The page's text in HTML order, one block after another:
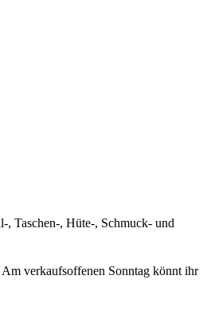
Taschen-, Hüte-, Schmuck- und
verkaufsoffenen Sonntag könnt ihr